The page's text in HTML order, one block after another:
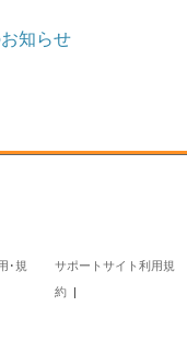
知らせ
･規
サポートサイト利用規
約